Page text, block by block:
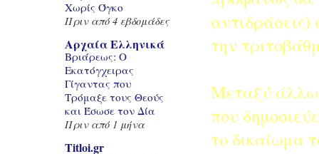
αντιδράσεις)
την
Μεταξύ
που
το δικαίωμα
Χωρίς Όγκο
Πριν από 4 εβδομάδες
Αρχαία Ελληνικά
Βριάρεως: Ο
Εκατόγχειρας
Γίγαντας που
Τρόμαξε τους Θεούς
και Έσωσε τον Δία
Πριν από 1 μήνα
Titloi.gr